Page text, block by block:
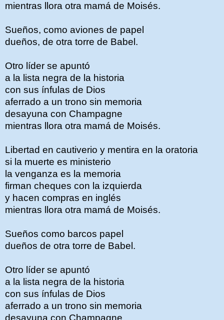
mientras llora otra mamá de Moisés.
Sueños, como aviones de papel
dueños, de otra torre de Babel.
Otro líder se apuntó
a la lista negra de la historia
con sus ínfulas de Dios
aferrado a un trono sin memoria
desayuna con Champagne
mientras llora otra mamá de Moisés.
Libertad en cautiverio y mentira en la oratoria
si la muerte es ministerio
la venganza es la memoria
firman cheques con la izquierda
y hacen compras en inglés
mientras llora otra mamá de Moisés.
Sueños como barcos papel
dueños de otra torre de Babel.
Otro líder se apuntó
a la lista negra de la historia
con sus ínfulas de Dios
aferrado a un trono sin memoria
desayuna con Champagne